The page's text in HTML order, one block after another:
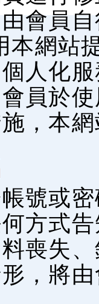
會員
本網站
人化
員於
，本
號或
方式
喪失
，將